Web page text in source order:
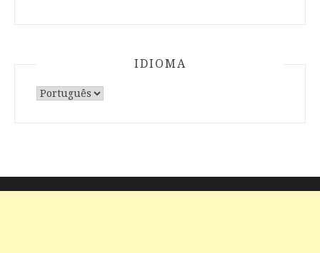
IDIOMA
Escolha